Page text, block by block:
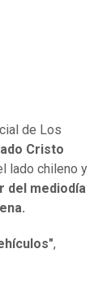
de Los
Cristo
lado chileno y
del mediodía
,